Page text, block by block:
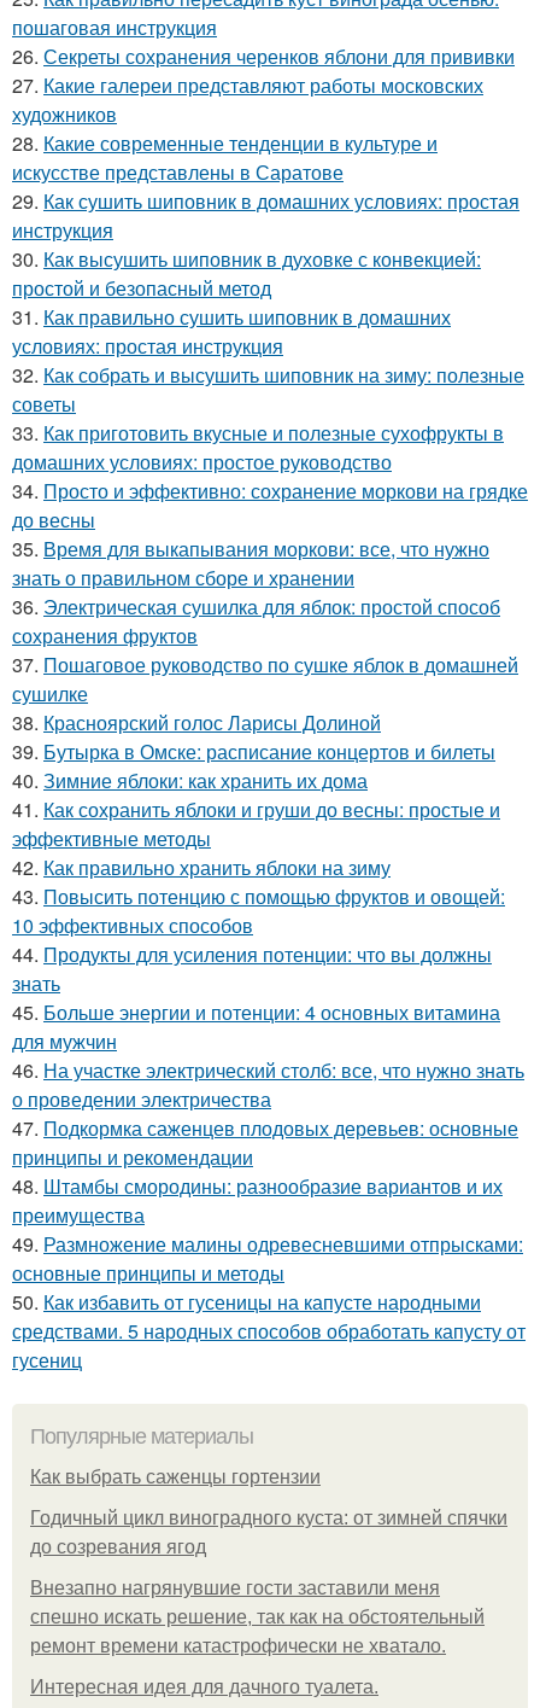
пошаговая инструкция
26. Секреты сохранения черенков яблони для прививки
27. Какие галереи представляют работы московских
художников
28. Какие современные тенденции в культуре и
искусстве представлены в Саратове
29. Как сушить шиповник в домашних условиях: простая
инструкция
30. Как высушить шиповник в духовке с конвекцией:
простой и безопасный метод
31. Как правильно сушить шиповник в домашних
условиях: простая инструкция
32. Как собрать и высушить шиповник на зиму: полезные
советы
33. Как приготовить вкусные и полезные сухофрукты в
домашних условиях: простое руководство
34. Просто и эффективно: сохранение моркови на грядке
до весны
35. Время для выкапывания моркови: все, что нужно
знать о правильном сборе и хранении
36. Электрическая сушилка для яблок: простой способ
сохранения фруктов
37. Пошаговое руководство по сушке яблок в домашней
сушилке
38. Красноярский голос Ларисы Долиной
39. Бутырка в Омске: расписание концертов и билеты
40. Зимние яблоки: как хранить их дома
41. Как сохранить яблоки и груши до весны: простые и
эффективные методы
42. Как правильно хранить яблоки на зиму
43. Повысить потенцию с помощью фруктов и овощей:
10 эффективных способов
44. Продукты для усиления потенции: что вы должны
знать
45. Больше энергии и потенции: 4 основных витамина
для мужчин
46. На участке электрический столб: все, что нужно знать
о проведении электричества
47. Подкормка саженцев плодовых деревьев: основные
принципы и рекомендации
48. Штамбы смородины: разнообразие вариантов и их
преимущества
49. Размножение малины одревесневшими отпрысками:
основные принципы и методы
50. Как избавить от гусеницы на капусте народными
средствами. 5 народных способов обработать капусту от
гусениц
Популярные материалы
Как выбрать саженцы гортензии
Годичный цикл виноградного куста: от зимней спячки
до созревания ягод
Внезапно нагрянувшие гости заставили меня
спешно искать решение, так как на обстоятельный
ремонт времени катастрофически не хватало.
Интересная идея для дачного туалета.